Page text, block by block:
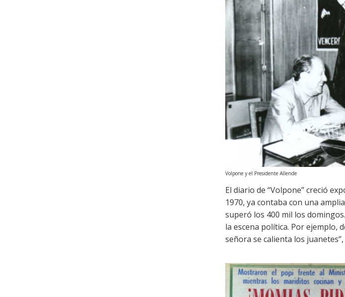
Volpone y el Presidente Allende
El diario de “Volpone” creció
1970, ya contaba con una
superó los 400 mil los
la escena política. Por ejemplo,
señora se calienta los